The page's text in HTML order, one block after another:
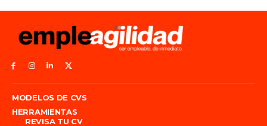
MODELOS DE CVS
HERRAMIENTAS
REVISA TU CV